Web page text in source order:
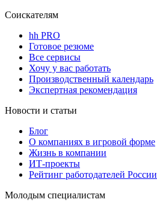
Соискателям
hh PRO
Готовое резюме
Все сервисы
Хочу у вас работать
Производственный календарь
Экспертная рекомендация
Новости и статьи
Блог
О компаниях в игровой форме
Жизнь в компании
ИТ-проекты
Рейтинг работодателей России
Молодым специалистам